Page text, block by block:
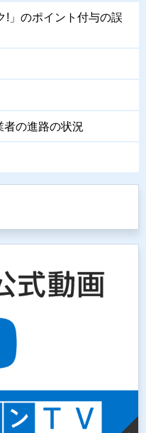
!」のポイント付与の誤
者の進路の状況